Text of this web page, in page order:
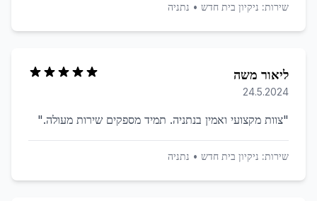
שירות: ניקיון בית חדש • נתניה
ליאור משה
24.5.2024
"צוות מקצועי ואמין בנתניה. תמיד מספקים שירות מעולה."
שירות: ניקיון בית חדש • נתניה